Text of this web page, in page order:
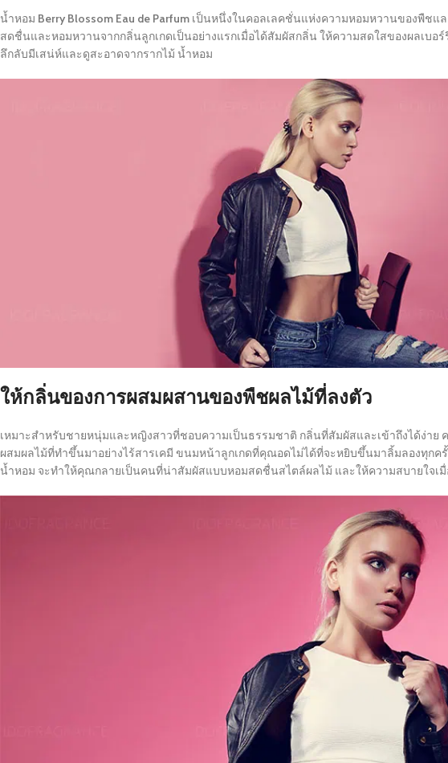
น้ำหอม Berry Blossom Eau de Parfum เป็นหนึ่งในคอลเลคชั่นแห่งความหอมหวานของพืชแ
สดชื่นและหอมหวานจากกลิ่นลูกเกดเป็นอย่างแรกเมื่อได้สัมผัสกลิ่น ให้ความสดใสของผลเบ
ลึกลับมีเสน่ห์และดูสะอาดจากรากไม้ น้ำหอม
ให้กลิ่นของการผสมผสานของพืชผลไม้ที่ลงตัว
เหมาะสำหรับชายหนุ่มและหญิงสาวที่ชอบความเป็นธรรมชาติ กลิ่นที่สัมผัสและเข้าถึงได้ง่าย
ผสมผลไม้ที่ทำขึ้นมาอย่างไร้สารเคมี ขนมหน้าลูกเกดที่คุณอดไม่ได้ที่จะหยิบขึ้นมาลิ้มลองทุก
น้ำหอม จะทำให้คุณกลายเป็นคนที่น่าสัมผัสแบบหอมสดชื่นสไตล์ผลไม้ และให้ความสบายใจเ